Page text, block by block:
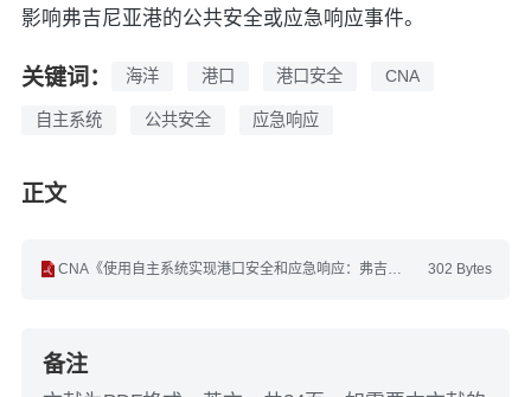
影响弗吉尼亚港的公共安全或应急响应事件。
关键词： 海洋 港口 港口安全 CNA
自主系统 公共安全 应急响应
正文
302 Bytes
CNA《使用自主系统实现港口安全和应急响应：弗吉尼亚州试点计划》(英文).pdf
备注